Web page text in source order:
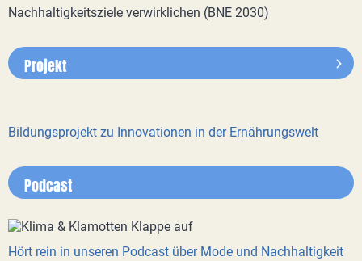
Nachhaltigkeitsziele verwirklichen (BNE 2030)
Projekt
Bildungsprojekt zu Innovationen in der Ernährungswelt
Podcast
Hört rein in unseren Podcast über Mode und Nachhaltigkeit